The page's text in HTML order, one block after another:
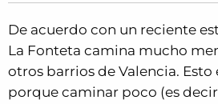
De acuerdo con un reciente
La Fonteta camina mucho
otros barrios de Valencia. Esto
porque caminar poco (es